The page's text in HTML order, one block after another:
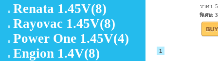
Renata 1.45V(8)
Rayovac 1.45V(8)
Power One 1.45V(4)
Engion 1.4V(8)
ราคา:
พิเศษ:
1